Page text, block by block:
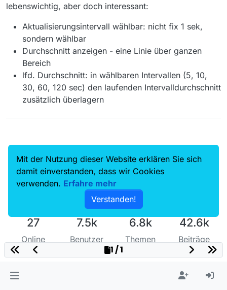
lebenswichtig, aber doch interessant:
Aktualisierungsintervall wählbar: nicht fix 1 sek,
sondern wählbar
Durchschnitt anzeigen - eine Linie über ganzen
Bereich
lfd. Durchschnitt: in wählbaren Intervallen (5, 10,
30, 60, 120 sec) den laufenden Intervalldurchschnitt
zusätzlich überlagern
27
Online
7.5k
Benutzer
6.8k
Themen
42.6k
Beiträge
1 / 1
Mit der Nutzung dieser Website erklären Sie sich
damit einverstanden, dass wir Cookies
verwenden. Erfahre mehr
Verstanden!